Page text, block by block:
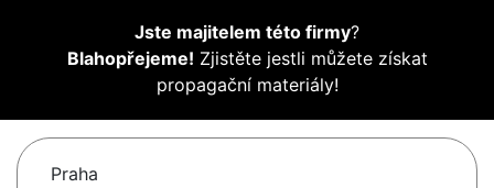
Jste majitelem této firmy?
Blahopřejeme! Zjistěte jestli můžete získat
propagační materiály!
Praha